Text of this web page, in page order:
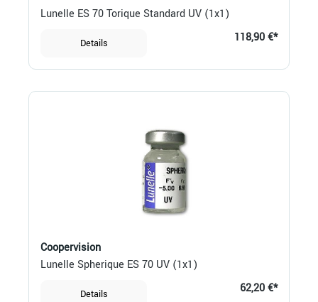
Lunelle ES 70 Torique Standard UV (1x1)
Details 118,90 €*
Coopervision
Lunelle Spherique ES 70 UV (1x1)
Details 62,20 €*